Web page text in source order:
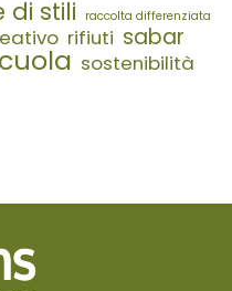
di stili raccolta differenziata
rifiuti sabar
sostenibilità